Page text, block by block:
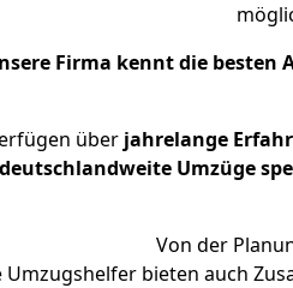
Firma kennt die besten
über jahrelange
deutschlandweite Umzüge
Von der
Umzugshelfer bieten auch